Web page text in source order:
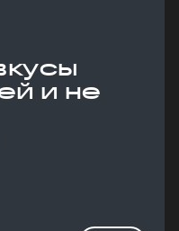
и не